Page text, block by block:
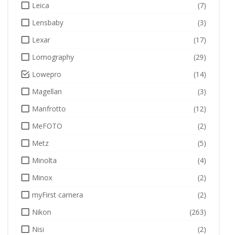
Leica
(7)
Lensbaby
(3)
Lexar
(17)
Lomography
(29)
Lowepro
(14)
Magellan
(3)
Manfrotto
(12)
MeFOTO
(2)
Metz
(5)
Minolta
(4)
Minox
(2)
myFirst camera
(2)
Nikon
(263)
Nisi
(2)